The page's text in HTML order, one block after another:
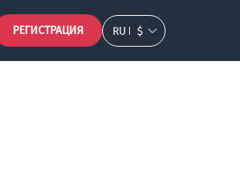
РЕГИСТРАЦИЯ RU $